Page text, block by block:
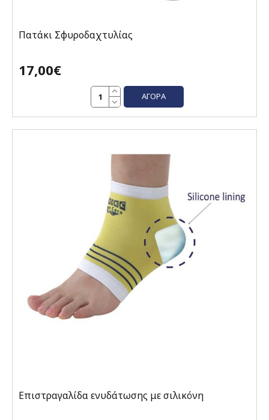
Πατάκι Σφυροδαχτυλίας
17,00€
ΑΓΟΡΆ
Επιστραγαλίδα ενυδάτωσης με σιλικόνη